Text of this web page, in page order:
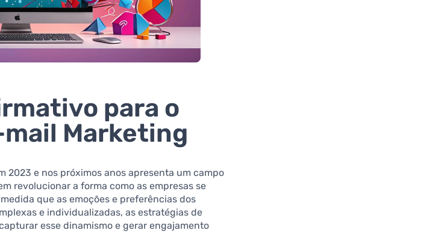
para o
Marketing
2023 e nos próximos anos apresenta um campo
revolucionar a forma como as empresas se
que as emoções e preferências dos
e individualizadas, as estratégias de
esse dinamismo e gerar engajamento